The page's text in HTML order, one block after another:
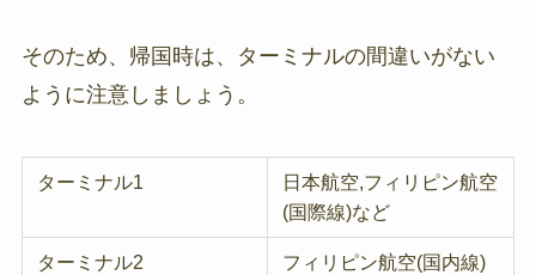
そのため、帰国時は、ターミナルの間違いがない
ように注意しましょう。
ターミナル1
日本航空,フィリピン航空
(国際線)など
ターミナル2 フィリピン航空(国内線)